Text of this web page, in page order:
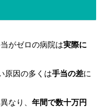
がゼロの病院は実際に
原因の多くは手当の差に
なり、年間で数十万円